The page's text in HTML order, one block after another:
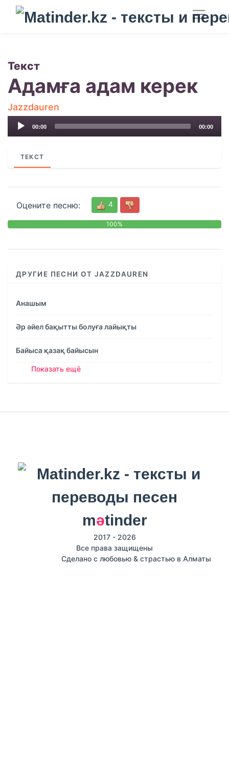
Текст
Адамға адам керек
Jazzdauren
Audio
00:00 00:00
ТЕКСТ
Оцените песню: 4
100%
ДРУГИЕ ПЕСНИ ОТ JAZZDAUREN
Анашым
Әр әйел бақытты болуға лайықты
Байыса қазақ байысын
Показать ещё
mәtinder
2017 - 2026
Все права защищены
Сделано с любовью & страстью в Алматы